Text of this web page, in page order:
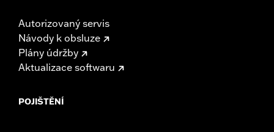
Autorizovaný servis
Návody k obsluze
Plány údržby
Aktualizace softwaru
POJIŠTĚNÍ